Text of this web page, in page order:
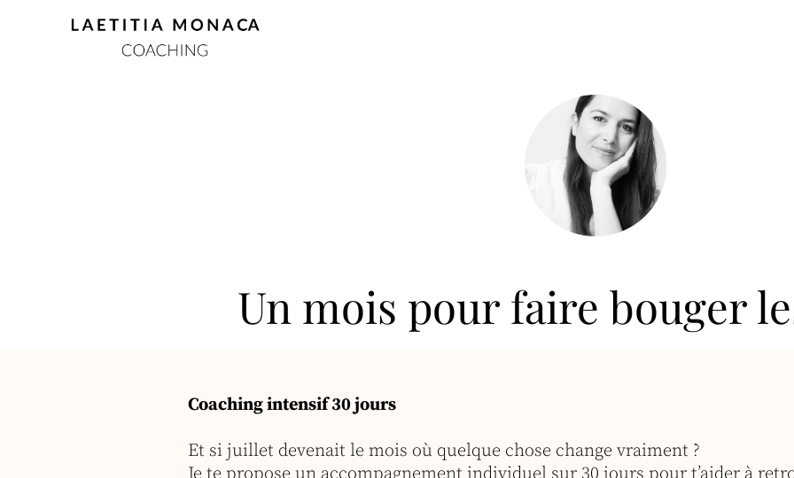
Un mois pour faire bouger
Coaching intensif 30 jours
Et si juillet devenait le mois où quelque chose change vraiment ?